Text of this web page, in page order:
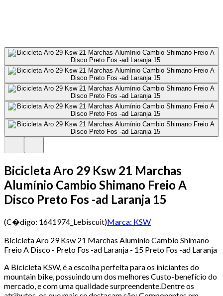
Bicicleta Aro 29 Ksw 21 Marchas
Alumínio Cambio Shimano Freio A
Disco Preto Fos -ad Laranja 15
(C�digo: 1641974_Lebiscuit)Marca: KSW
Bicicleta Aro 29 Ksw 21 Marchas Alumínio Cambio Shimano
Freio A Disco - Preto Fos -ad Laranja - 15 Preto Fos -ad Laranja
A Bicicleta KSW, é a escolha perfeita para os iniciantes do
mountain bike, possuindo um dos melhores Custo-benefício do
mercado, e com uma qualidade surpreendente.Dentre os